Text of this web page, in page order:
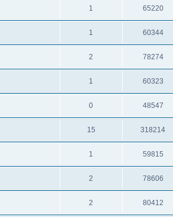
1 65220
1 60344
2 78274
1 60323
0 48547
15 318214
1 59815
2 78606
2 80412